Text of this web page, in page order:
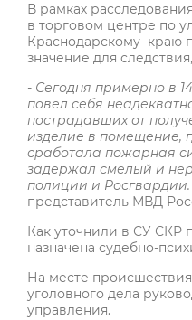
В рамках
в торговом центре по
Краснодарскому краю
значение для
- Сегодня примерно в
повел себя
пострадавших от
изделие в помещение,
сработала пожарная
задержал смелый и
полиции и Росгвардии.
представитель МВД
Как уточнили в СУ СКР
назначена судебно-
На месте
уголовного дела
управления.